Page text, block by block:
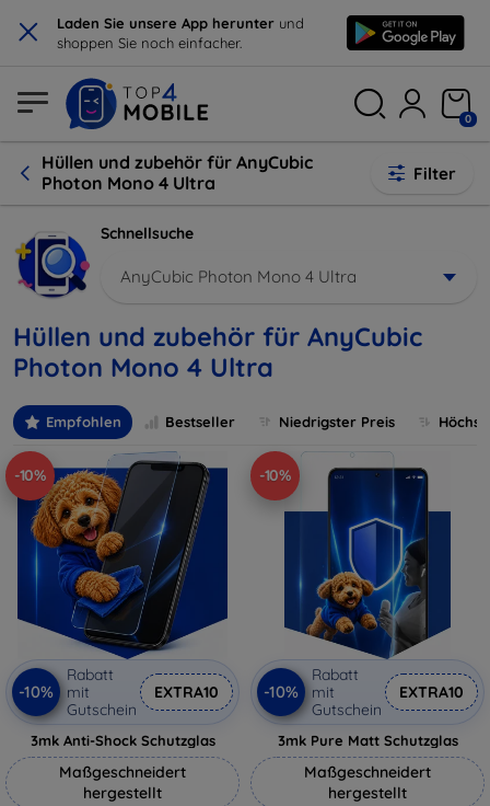
× Laden Sie unsere App herunter und
shoppen Sie noch einfacher.
0
Hüllen und zubehör für AnyCubic
Photon Mono 4 Ultra
Filter
Schnellsuche
AnyCubic Photon Mono 4 Ultra
Hüllen und zubehör für AnyCubic
Photon Mono 4 Ultra
Empfohlen Bestseller Niedrigster Preis
-10%
-10%
Rabatt
mit
Gutschein
EXTRA10
3mk Anti-Shock Schutzglas
Maßgeschneidert
hergestellt
-10%
-10%
Rabatt
mit
Gutschein
EXTRA10
3mk Pure Matt Schutzglas
Maßgeschneidert
hergestellt